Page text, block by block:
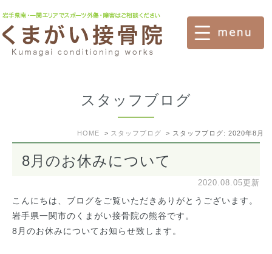
スタッフブログ
HOME スタッフブログ スタッフブログ: 2020年8月
8月のお休みについて
2020.08.05更新
こんにちは、ブログをご覧いただきありがとうございます。
岩手県一関市のくまがい接骨院の熊谷です。
8月のお休みについてお知らせ致します。